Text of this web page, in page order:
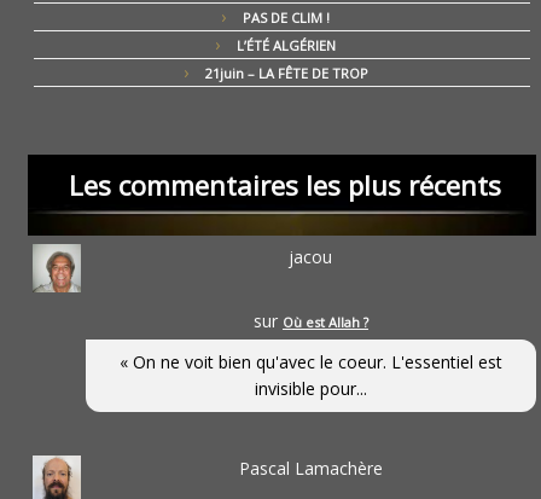
PAS DE CLIM !
L’ÉTÉ ALGÉRIEN
21juin – LA FÊTE DE TROP
Les commentaires les plus récents
jacou
sur Où est Allah ?
« On ne voit bien qu'avec le coeur. L'essentiel est
invisible pour...
Pascal Lamachère